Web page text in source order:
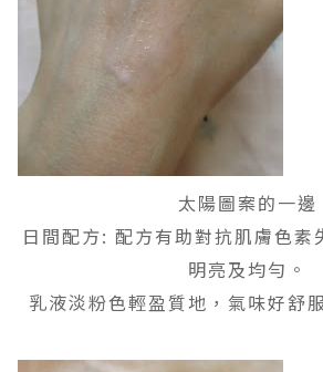
太陽圖案的一邊
日間配方: 配方有助對抗肌膚色素
明亮及均勻。
乳液淡粉色輕盈質地，氣味好舒